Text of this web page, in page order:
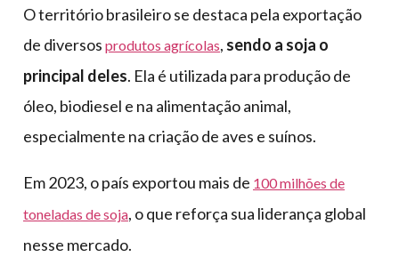
O território brasileiro se destaca pela exportação
de diversos produtos agrícolas, sendo a soja o
principal deles. Ela é utilizada para produção de
óleo, biodiesel e na alimentação animal,
especialmente na criação de aves e suínos.
Em 2023, o país exportou mais de 100 milhões de
toneladas de soja, o que reforça sua liderança global
nesse mercado.